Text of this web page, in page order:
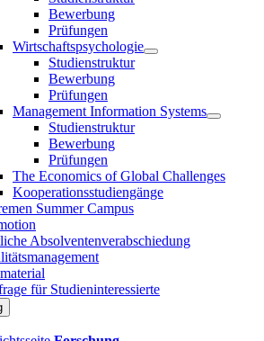
Bewerbung
Prüfungen
Wirtschaftspsychologie
Studienstruktur
Bewerbung
Prüfungen
Management Information Systems
Studienstruktur
Bewerbung
Prüfungen
The Economics of Global Challenges
Kooperationsstudiengänge
Summer Campus
Absolventenverabschiedung
für Studieninteressierte